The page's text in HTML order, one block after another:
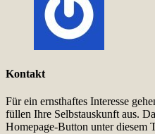
Kontakt
Für ein ernsthaftes Interesse
füllen Ihre Selbstauskunft aus.
Homepage-Button unter diesem